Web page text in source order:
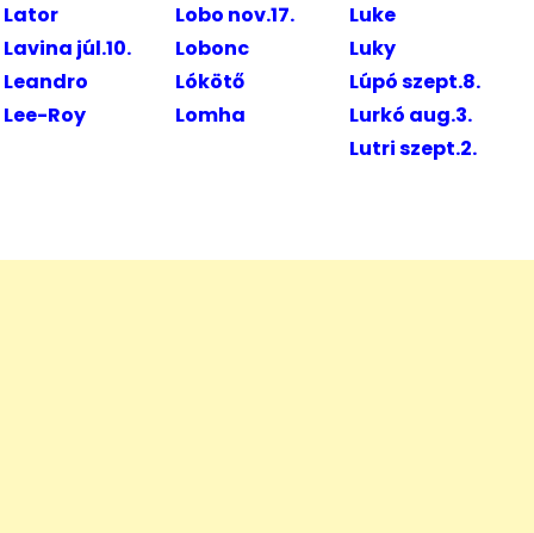
Lator
Lobo nov.17.
Luke
Lavina júl.10.
Lobonc
Luky
Leandro
Lókötő
Lúpó szept.8.
Lee-Roy
Lomha
Lurkó aug.3.
Lutri szept.2.